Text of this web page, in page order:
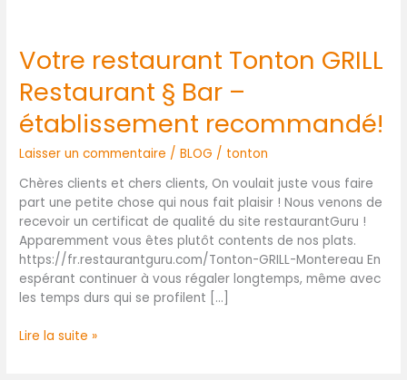
Votre restaurant Tonton GRILL
Restaurant § Bar –
établissement recommandé!
Laisser un commentaire /BLOG / tonton
Chères clients et chers clients, On voulait juste vous faire
part une petite chose qui nous fait plaisir ! Nous venons de
recevoir un certificat de qualité du site restaurantGuru !
Apparemment vous êtes plutôt contents de nos plats.
https://fr.restaurantguru.com/Tonton-GRILL-Montereau En
espérant continuer à vous régaler longtemps, même avec
les temps durs qui se profilent […]
Votre
restaurant
Tonton
GRILL
Restaurant
§
–
établissement
recommandé!
Lire la suite »